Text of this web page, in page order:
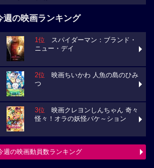
週の映画ランキング
1位 スパイダーマン：ブランド・
ニュー・デイ
2位 映画ちいかわ 人魚の島のひみ
つ
3位 映画クレヨンしんちゃん 奇々
怪々！オラの妖怪バケ～ション
週の映画動員数ランキング